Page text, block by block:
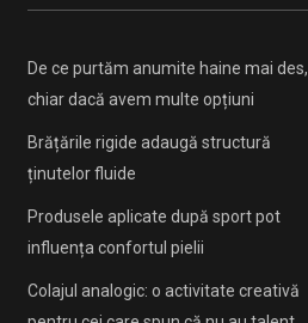
De ce purtăm anumite haine mai des,
chiar dacă avem multe opțiuni
Brățările rigide adaugă structură
ținutelor fluide
Produsele aplicate după sport pot
influența confortul pielii
Colajul analogic: o activitate creativă